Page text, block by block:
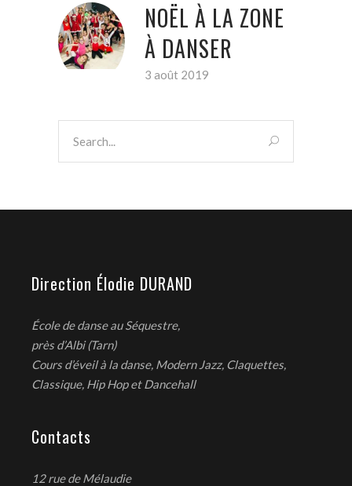
NOËL À LA ZONE
À DANSER
3 août 2019
Direction Élodie DURAND
École de danse au Séquestre,
près d’Albi (Tarn)
Cours d’éveil à la danse, Modern Jazz, Claquettes,
Classique, Hip Hop et Dancehall
Contacts
12 rue de Mélaudie